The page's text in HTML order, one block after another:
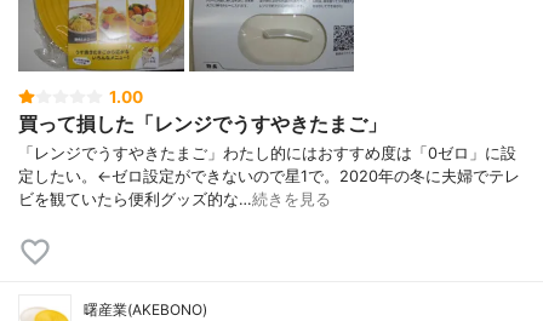
1.00
買って損した「レンジでうすやきたまご」
「レンジでうすやきたまご」わたし的にはおすすめ度は「0ゼロ」に設
定したい。←ゼロ設定ができないので星1で。2020年の冬に夫婦でテレ
ビを観ていたら便利グッズ的な…続きを見る
曙産業(AKEBONO)